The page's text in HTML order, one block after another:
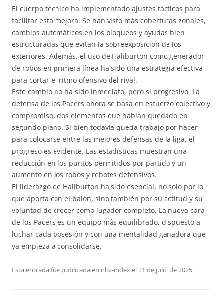
El cuerpo técnico ha implementado ajustes tácticos para
facilitar esta mejora. Se han visto más coberturas zonales,
cambios automáticos en los bloqueos y ayudas bien
estructuradas que evitan la sobreexposición de los
exteriores. Además, el uso de Haliburton como generador
de robos en primera línea ha sido una estrategia efectiva
para cortar el ritmo ofensivo del rival.
Este cambio no ha sido inmediato, pero sí progresivo. La
defensa de los Pacers ahora se basa en esfuerzo colectivo y
compromiso, dos elementos que habían quedado en
segundo plano. Si bien todavía queda trabajo por hacer
para colocarse entre las mejores defensas de la liga, el
progreso es evidente. Las estadísticas muestran una
reducción en los puntos permitidos por partido y un
aumento en los robos y rebotes defensivos.
El liderazgo de Haliburton ha sido esencial, no solo por lo
que aporta con el balón, sino también por su actitud y su
voluntad de crecer como jugador completo. La nueva cara
de los Pacers es un equipo más equilibrado, dispuesto a
luchar cada posesión y con una mentalidad ganadora que
ya empieza a consolidarse.
Esta entrada fue publicada en nba-indexel21 de julio de 2025.